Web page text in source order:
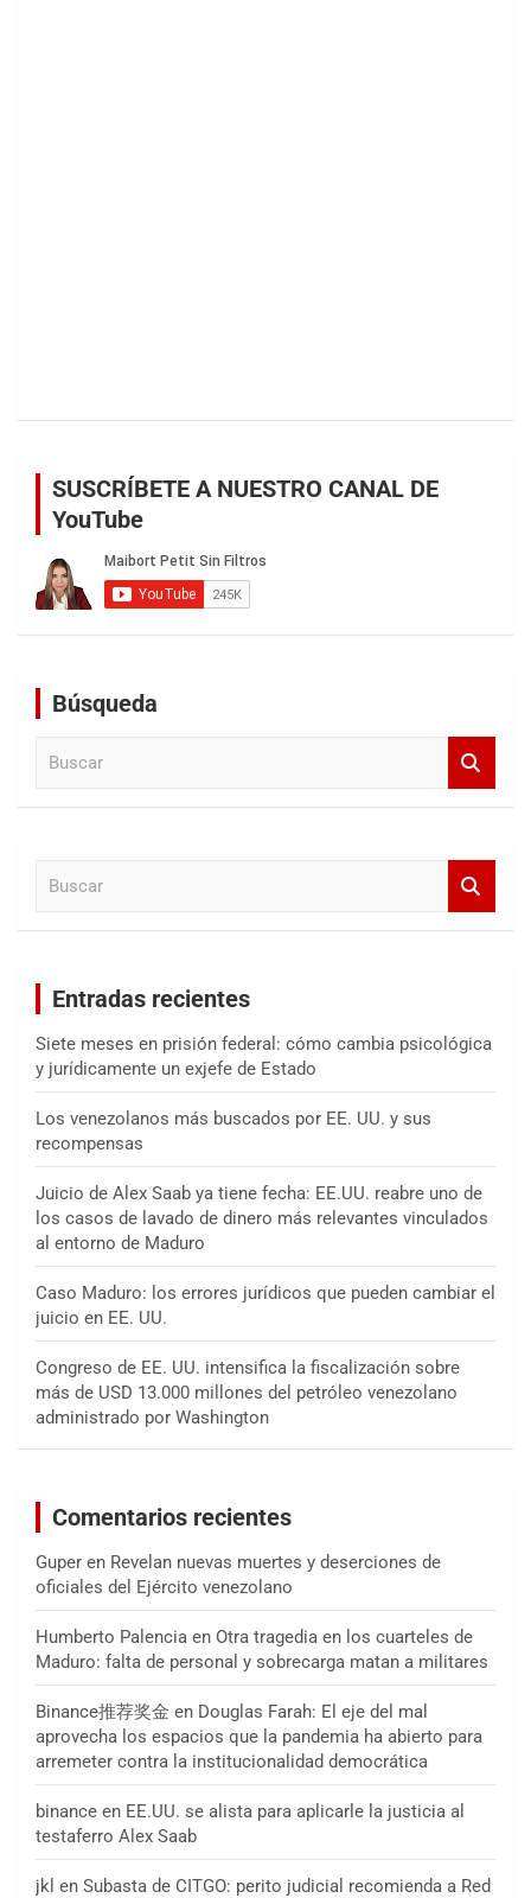
SUSCRÍBETE A NUESTRO CANAL DE
YouTube
Búsqueda
Entradas recientes
Siete meses en prisión federal: cómo cambia psicológica
y jurídicamente un exjefe de Estado
Los venezolanos más buscados por EE. UU. y sus
recompensas
Juicio de Alex Saab ya tiene fecha: EE.UU. reabre uno de
los casos de lavado de dinero más relevantes vinculados
al entorno de Maduro
Caso Maduro: los errores jurídicos que pueden cambiar el
juicio en EE. UU.
Congreso de EE. UU. intensifica la fiscalización sobre
más de USD 13.000 millones del petróleo venezolano
administrado por Washington
Comentarios recientes
Guper en Revelan nuevas muertes y deserciones de
oficiales del Ejército venezolano
Humberto Palencia en Otra tragedia en los cuarteles de
Maduro: falta de personal y sobrecarga matan a militares
Binance推荐奖金 en Douglas Farah: El eje del mal
aprovecha los espacios que la pandemia ha abierto para
arremeter contra la institucionalidad democrática
binance en EE.UU. se alista para aplicarle la justicia al
testaferro Alex Saab
jkl en Subasta de CITGO: perito judicial recomienda a Red